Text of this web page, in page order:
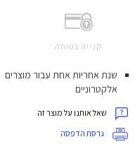
קנייה בטוחה
שנת אחריות אחת עבור מוצרים
אלקטרוניים
שאל אותנו על מוצר זה
גרסת הדפסה